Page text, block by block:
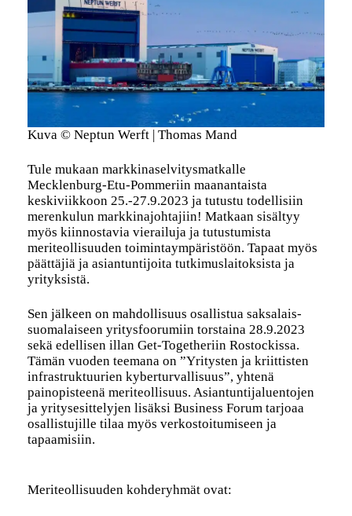
Kuva © Neptun Werft | Thomas Mand
Tule mukaan markkinaselvitysmatkalle
Mecklenburg-Etu-Pommeriin maanantaista
keskiviikkoon 25.-27.9.2023 ja tutustu todellisiin
merenkulun markkinajohtajiin! Matkaan sisältyy
myös kiinnostavia vierailuja ja tutustumista
meriteollisuuden toimintaympäristöön. Tapaat myös
päättäjiä ja asiantuntijoita tutkimuslaitoksista ja
yrityksistä.
Sen jälkeen on mahdollisuus osallistua saksalais-
suomalaiseen yritysfoorumiin torstaina 28.9.2023
sekä edellisen illan Get-Togetheriin Rostockissa.
Tämän vuoden teemana on ”Yritysten ja kriittisten
infrastruktuurien kyberturvallisuus”, yhtenä
painopisteenä meriteollisuus. Asiantuntijaluentojen
ja yritysesittelyjen lisäksi Business Forum tarjoaa
osallistujille tilaa myös verkostoitumiseen ja
tapaamisiin.
Meriteollisuuden kohderyhmät ovat: